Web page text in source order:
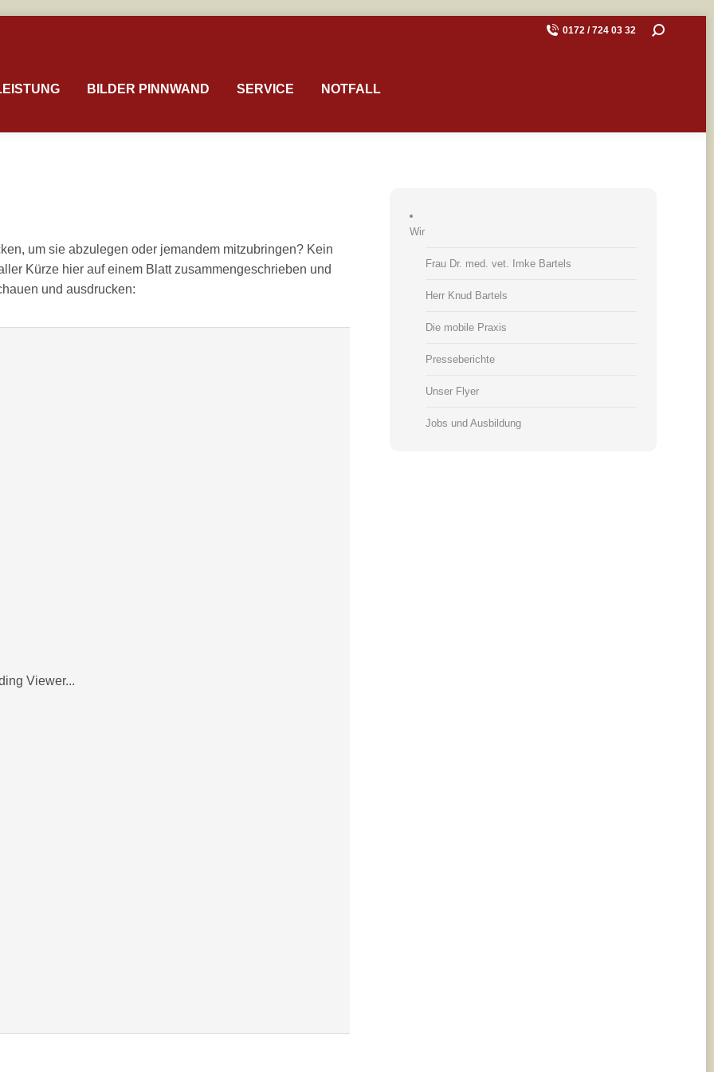
0172 / 724 03 32 SEARCH:
BILDER PINNWAND SERVICE NOTFALL
um sie abzulegen oder jemandem mitzubringen? Kein
Kürze hier auf einem Blatt zusammengeschrieben und
und ausdrucken:
Viewer...
Wir
Frau Dr. med. vet. Imke Bartels
Herr Knud Bartels
Die mobile Praxis
Presseberichte
Unser Flyer
Jobs und Ausbildung